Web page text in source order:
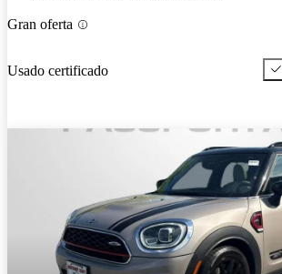
Gran oferta
Usado certificado